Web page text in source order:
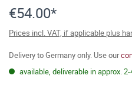
€54.00*
Prices incl. VAT, if applicable plus
Delivery to Germany only. Use our
available, deliverable in approx.